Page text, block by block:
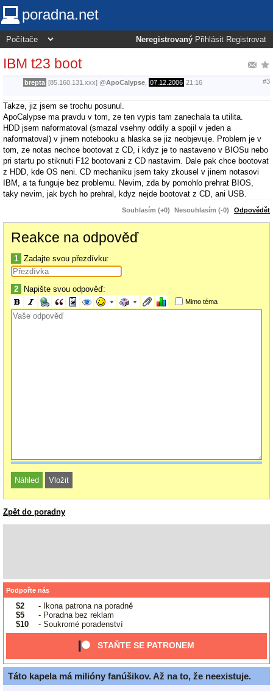
poradna.net
Neregistrovaný Přihlásit Registrovat
IBM t23 boot
brepta [85.160.131.xxx] @ApoCalypse 07.12.2006 21:16 #3
Takze, jiz jsem se trochu posunul.
ApoCalypse ma pravdu v tom, ze ten vypis tam zanechala ta utilita.
HDD jsem naformatoval (smazal vsehny oddily a spojil v jeden a
naformatoval) v jinem notebooku a hlaska se jiz neobjevuje. Problem je v
tom, ze notas nechce bootovat z CD, i kdyz je to nastaveno v BIOSu nebo
pri startu po stiknuti F12 bootovani z CD nastavim. Dale pak chce bootovat
z HDD, kde OS neni. CD mechaniku jsem taky zkousel v jinem notasovi
IBM, a ta funguje bez problemu. Nevim, zda by pomohlo prehrat BIOS,
taky nevim, jak bych ho prehral, kdyz nejde bootovat z CD, ani USB.
Souhlasím (+0) Nesouhlasím (-0) Odpovědět
Reakce na odpověď
1 Zadajte svou přezdívku:
2 Napište svou odpověď:
Mimo téma
Zpět do poradny
Podpořte nás
$2
- Ikona patrona na poradně
$5
- Poradna bez reklam
$10
- Soukromé poradenství
STAŇTE SE PATRONEM
Táto kapela má milióny fanúšikov. Až na to, že neexistuje.